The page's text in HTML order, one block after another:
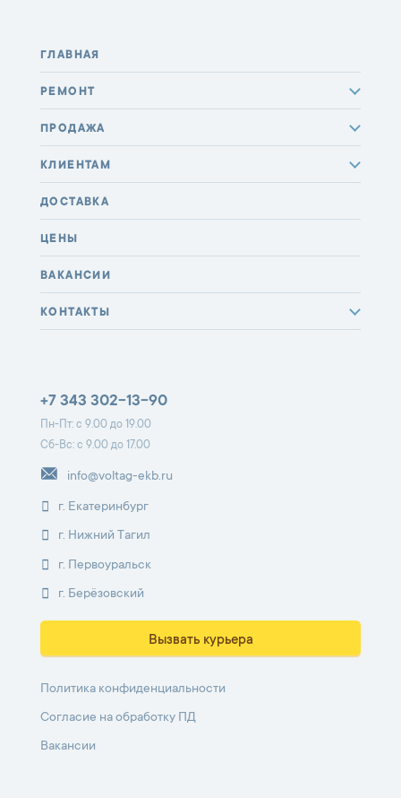
ГЛАВНАЯ
РЕМОНТ
ПРОДАЖА
КЛИЕНТАМ
ДОСТАВКА
ЦЕНЫ
ВАКАНСИИ
КОНТАКТЫ
+7 343 302-13-90
Пн-Пт: с 9.00 до 19.00
Сб-Вс: с 9.00 до 17.00
info@voltag-ekb.ru
г. Екатеринбург
г. Нижний Тагил
г. Первоуральск
г. Берёзовский
Вызвать курьера
Политика конфиденциальности
Согласие на обработку ПД
Вакансии